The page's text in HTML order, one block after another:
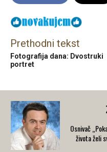
Prethodni tekst
Fotografija dana: Dvostruki
portret
Osnivač
života želi